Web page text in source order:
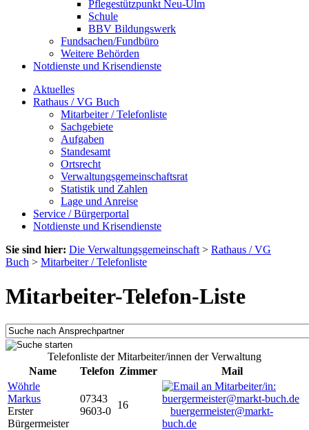
Pflegestützpunkt Neu-Ulm
Schule
BBV Bildungswerk
Fundsachen/Fundbüro
Weitere Behörden
Notdienste und Krisendienste
Aktuelles
Rathaus / VG Buch
Mitarbeiter / Telefonliste
Sachgebiete
Aufgaben
Standesamt
Ortsrecht
Verwaltungsgemeinschaftsrat
Statistik und Zahlen
Lage und Anreise
Service / Bürgerportal
Notdienste und Krisendienste
Sie sind hier: Die Verwaltungsgemeinschaft > Rathaus / VG
Buch > Mitarbeiter / Telefonliste
Mitarbeiter-Telefon-Liste
Telefonliste der Mitarbeiter/innen der Verwaltung
Name
Telefon Zimmer
Mail
Wöhrle
Markus
Erster
Bürgermeister
07343
9603-0
16
buergermeister@markt-
buch.de